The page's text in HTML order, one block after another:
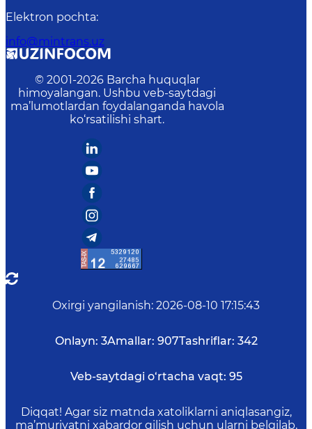
Elektron pochta:
info@mintrans.uz
© 2001-2026 Barcha huquqlar
himoyalangan. Ushbu veb-saytdagi
ma’lumotlardan foydalanganda havola
ko‘rsatilishi shart.
Oxirgi yangilanish: 2026-08-10 17:15:43
Onlayn: 3Amallar: 907Tashriflar: 342
Veb-saytdagi o‘rtacha vaqt: 95
Diqqat! Agar siz matnda xatoliklarni aniqlasangiz,
ma’muriyatni xabardor qilish uchun ularni belgilab,